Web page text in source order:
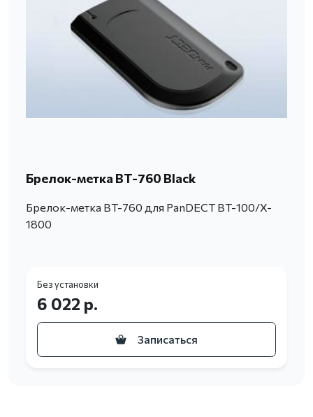
Брелок-метка BT-760 Black
Брелок-метка BT-760 для PanDECT BT-100/X-
1800
Без установки
6 022 р.
Записаться